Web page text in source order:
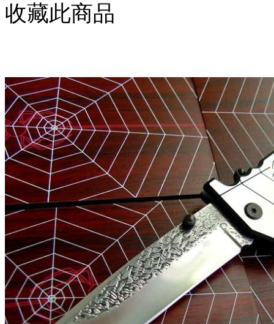
收藏此商品